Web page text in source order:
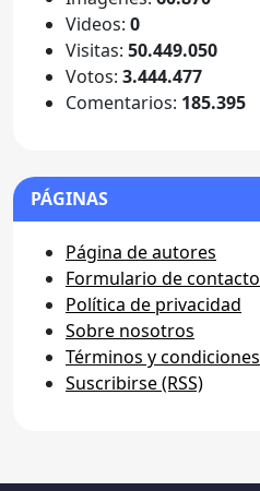
Videos: 0
Visitas: 50.449.050
Votos: 3.444.477
Comentarios: 185.395
PÁGINAS
Página de autores
Formulario de contacto
Política de privacidad
Sobre nosotros
Términos y condiciones
Suscribirse (RSS)